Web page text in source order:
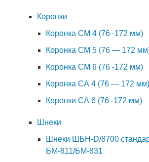
Коронки
Коронка СМ 4 (76 -172 мм)
Коронка СМ 5 (76 — 172
Коронка СМ 6 (76 -172 мм)
Коронка СА 4 (76 — 172 мм)
Коронки СА 6 (76 -172 мм)
Шнеки
Шнеки ШБН-D/8700
БМ-811/БМ-831